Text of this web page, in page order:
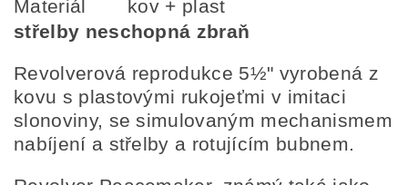
Materiál
kov + plast
střelby neschopná zbraň
Revolverová reprodukce 5½" vyrobená z
kovu s plastovými rukojeťmi v imitaci
slonoviny, se simulovaným mechanismem
nabíjení a střelby a rotujícím bubnem.